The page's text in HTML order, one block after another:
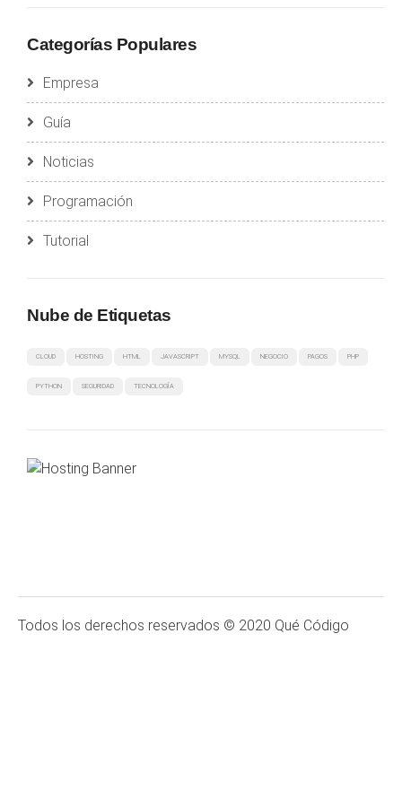
Categorías Populares
Empresa
Guía
Noticias
Programación
Tutorial
Nube de Etiquetas
CLOUD HOSTING HTML JAVASCRIPT MYSQL NEGOCIO PAGOS PHP
PYTHON SEGURIDAD TECNOLOGÍA
Todos los derechos reservados © 2020 Qué Código